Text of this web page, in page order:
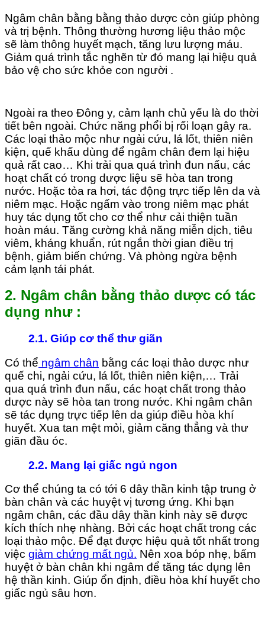
Ngâm chân bằng bằng thảo dược còn giúp phòng
và trị bệnh. Thông thường hương liệu thảo mộc
sẽ làm thông huyết mạch, tăng lưu lượng máu.
Giảm quá trình tắc nghẽn từ đó mang lại hiệu quả
bảo vệ cho sức khỏe con người .
Ngoài ra theo Đông y, cảm lạnh chủ yếu là do thời
tiết bên ngoài. Chức năng phổi bị rối loạn gây ra.
Các loại thảo mộc như ngải cứu, lá lốt, thiên niên
kiện, quế khấu dùng để ngâm chân đem lại hiệu
quả rất cao… Khi trải qua quá trình đun nấu, các
hoạt chất có trong dược liệu sẽ hòa tan trong
nước. Hoặc tỏa ra hơi, tác động trực tiếp lên da và
niêm mạc. Hoặc ngấm vào trong niêm mạc phát
huy tác dụng tốt cho cơ thể như cải thiện tuần
hoàn máu. Tăng cường khả năng miễn dịch, tiêu
viêm, kháng khuẩn, rút ngắn thời gian điều trị
bệnh, giảm biến chứng. Và phòng ngừa bệnh
cảm lạnh tái phát.
2. Ngâm chân bằng thảo dược có tác
dụng như:
2.1. Giúp cơ thể thư giãn
Có thể ngâm chân bằng các loại thảo dược như
quế chi, ngải cứu, lá lốt, thiên niên kiện,… Trải
qua quá trình đun nấu, các hoạt chất trong thảo
dược này sẽ hòa tan trong nước. Khi ngâm chân
sẽ tác dụng trực tiếp lên da giúp điều hòa khí
huyết. Xua tan mệt mỏi, giảm căng thẳng và thư
giãn đầu óc.
2.2. Mang lại giấc ngủ ngon
Cơ thể chúng ta có tới 6 dây thần kinh tập trung ở
bàn chân và các huyệt vị tương ứng. Khi bạn
ngâm chân, các đầu dây thần kinh này sẽ được
kích thích nhẹ nhàng. Bởi các hoạt chất trong các
loại thảo mộc. Để đạt được hiệu quả tốt nhất trong
việc giảm chứng mất ngủ. Nên xoa bóp nhẹ, bấm
huyệt ở bàn chân khi ngâm để tăng tác dụng lên
hệ thần kinh. Giúp ổn định, điều hòa khí huyết cho
giấc ngủ sâu hơn.